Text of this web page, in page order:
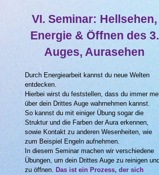
VI. Seminar: Hellsehen,
Energie & Öffnen des 3.
Auges, Aurasehen
Durch Energiearbeit kannst du neue Welten
entdecken.
Hierbei wirst du feststellen, dass du immer
über dein Drittes Auge wahrnehmen kannst.
So kannst du mit einiger Übung sogar die
Struktur und die Farben der Aura erkennen,
sowie Kontakt zu anderen Wesenheiten, wie
zum Beispiel Engeln aufnehmen.
In diesem Seminar machen wir verschiedene
Übungen, um dein Drittes Auge zu reinigen und
zu öffnen. Das ist ein Prozess, der sich